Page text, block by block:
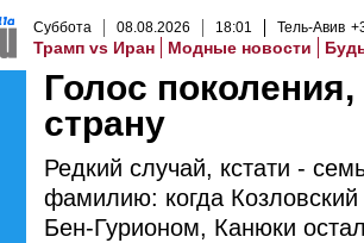
Суббота 08.08.2026 18:01 Тель-Авив
Трамп vs Иран Модные новости
Голос
страну
Редкий случай, кстати -
фамилию: когда
Бен-Гурионом, Канюки